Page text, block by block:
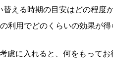
替える時期の目安はどの程度
利用でどのくらいの効果が
慮に入れると、何をもって